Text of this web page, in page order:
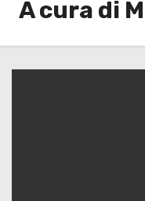
t
A cura di